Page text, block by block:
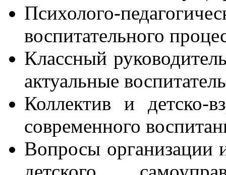
Психолого-
воспитательного
Классный
актуальные
Коллектив и детско-
современного
Вопросы организации